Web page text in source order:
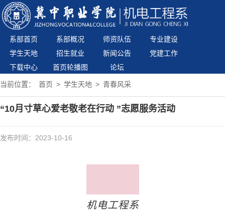
系部首页 系部概况 师资队伍
专业建设
学生天地
招生就业 新闻公告
党建工作
下载中心
首页轮播图 论坛
当前位置： 首页 > 学生天地 > 青春风采
“10月寸草心爱老敬老在行动 ”志愿服务活动
发布时间：2023-10-16
机电工程系